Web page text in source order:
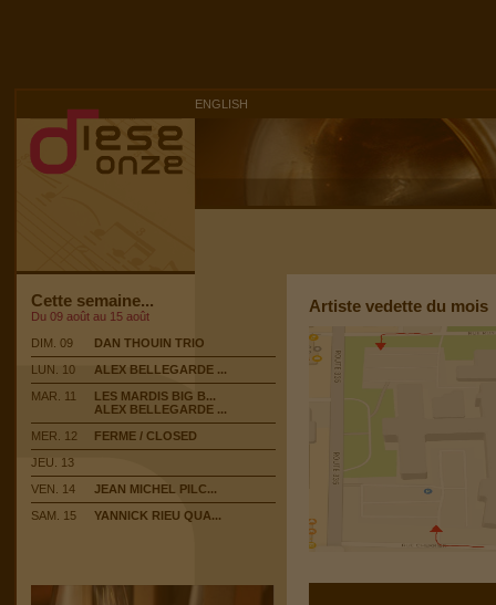
ENGLISH
Cette semaine...
Du 09 août au 15 août
DIM. 09
DAN THOUIN TRIO
LUN. 10
ALEX BELLEGARDE ...
MAR. 11
LES MARDIS BIG B...
ALEX BELLEGARDE ...
MER. 12
FERME / CLOSED
JEU. 13
VEN. 14
JEAN MICHEL PILC...
SAM. 15
YANNICK RIEU QUA...
Artiste vedette du mois